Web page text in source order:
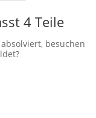
4 Teile
besuchen